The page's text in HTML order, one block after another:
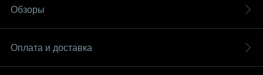
Обзоры
Оплата и доставка